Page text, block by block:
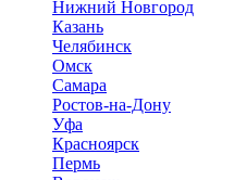
Нижний Новгород
Казань
Челябинск
Омск
Самара
Ростов-на-Дону
Уфа
Красноярск
Пермь